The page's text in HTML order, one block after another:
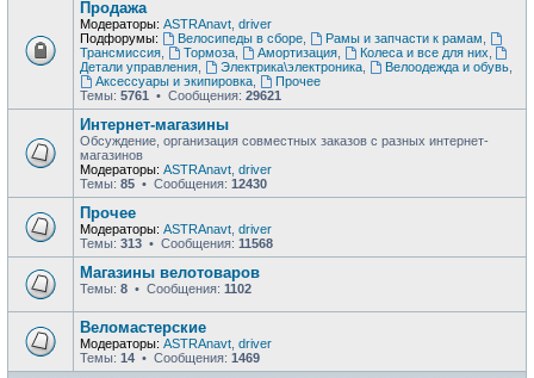
Продажа
Модераторы: ASTRAnavt driver
Подфорумы:
Велосипеды в сборе, Рамы и запчасти к рамам
Трансмиссия
Тормоза, Амортизация, Колеса и все для них
Детали управления
Электрика\электроника, Велоодежда и обувь,
Аксессуары и экипировка,
Прочее
Темы: 5761 • Сообщения: 29621
Интернет-магазины
Обсуждение, организация совместных заказов с разных интернет-
магазинов
Модераторы: ASTRAnavt driver
Темы: 85 • Сообщения: 12430
Прочее
Модераторы: ASTRAnavt driver
Темы: 313 • Сообщения: 11568
Магазины велотоваров
Темы: 8 • Сообщения: 1102
Веломастерские
Модераторы: ASTRAnavt driver
Темы: 14 • Сообщения: 1469